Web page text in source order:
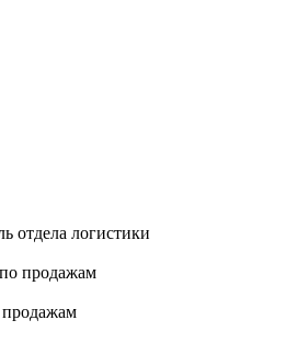
отдела логистики
продажам